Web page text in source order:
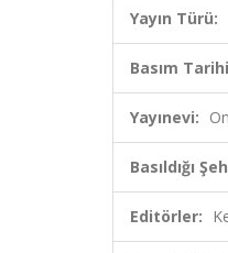
Yayın Türü:
Basım
Yayınevi:
Basıldığı
Editörler: